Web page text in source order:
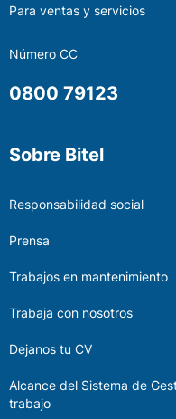
Para ventas y servicios
Número CC
0800 79123
Sobre Bitel
Responsabilidad social
Prensa
Trabajos en mantenimiento
Trabaja con nosotros
Dejanos tu CV
Alcance del Sistema de
trabajo